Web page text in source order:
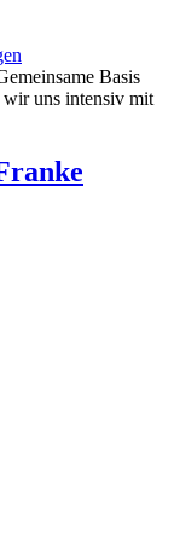
Basis
wir uns intensiv mit